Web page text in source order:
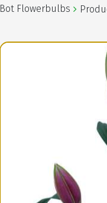
Bot Flowerbulbs